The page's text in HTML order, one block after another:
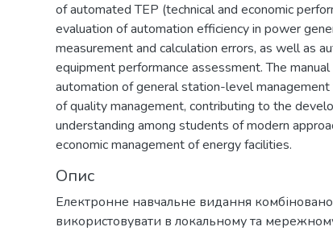
of automated TEP (technical and economic
evaluation of automation efficiency in power
measurement and calculation errors, as well as
equipment performance assessment. The
automation of general station-level
of quality management, contributing to the
understanding among students of modern
economic management of energy facilities.
Опис
Електронне навчальне видання
використовувати в локальному та